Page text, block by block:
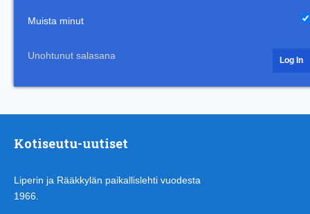
Muista minut
Unohtunut salasana
Kotiseutu-uutiset
Liperin ja Rääkkylän paikallislehti vuodesta
1966.